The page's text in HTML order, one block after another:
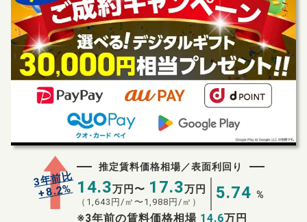
3年前比
+8.2%
推定賃料価格相場／表面利回り
14.3万円〜 17.3万円
（ 1,643 円/㎡〜 1,988 円/㎡） 5.74 %
※3年前の賃料価格相場 14.6万円